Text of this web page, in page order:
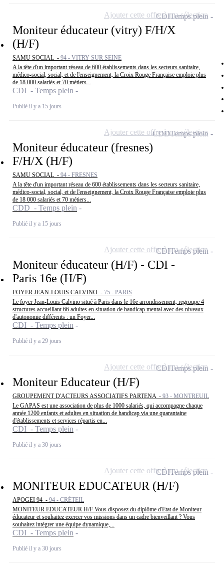
Moniteur éducateur (vitry) F/H/X
(H/F)
SAMU SOCIAL - 94 - VITRY SUR SEINE
A la tête d'un important réseau de 600 établissements dans les secteurs sanitaire,
médico-social, social, et de l'enseignement, la Croix Rouge Française emploie plus
de 18 000 salariés et 70 métiers...
CDI - Temps plein
Publié il y a 15 jours
CDITemps plein
Ajouter cette offre à ma sélection
Moniteur éducateur (fresnes)
F/H/X (H/F)
SAMU SOCIAL - 94 - FRESNES
A la tête d'un important réseau de 600 établissements dans les secteurs sanitaire,
médico-social, social, et de l'enseignement, la Croix Rouge Française emploie plus
de 18 000 salariés et 70 métiers...
CDD - Temps plein
Publié il y a 15 jours
CDDTemps plein
Ajouter cette offre à ma sélection
Moniteur éducateur (H/F) - CDI -
Paris 16e (H/F)
FOYER JEAN-LOUIS CALVINO - 75 - PARIS
Le foyer Jean-Louis Calvino situé à Paris dans le 16e arrondissement, regroupe 4
structures accueillant 66 adultes en situation de handicap mental avec des niveaux
d'autonomie différents : un Foyer...
CDI - Temps plein
Publié il y a 29 jours
CDITemps plein
Ajouter cette offre à ma sélection
Moniteur Educateur (H/F)
GROUPEMENT D'ACTEURS ASSOCIATIFS PARTENA - 93 - MONTREUIL
Le GAPAS est une association de plus de 1000 salariés, qui accompagne chaque
année 1200 enfants et adultes en situation de handicap via une quarantaine
d'établissements et services répartis en...
CDI - Temps plein
Publié il y a 30 jours
CDITemps plein
Ajouter cette offre à ma sélection
MONITEUR EDUCATEUR (H/F)
APOGEI 94 - 94 - CRÉTEIL
MONITEUR EDUCATEUR H/F Vous disposez du diplôme d'Etat de Moniteur
éducateur et souhaitez exercer vos missions dans un cadre bienveillant ? Vous
souhaitez intégrer une équipe dynamique,...
CDI - Temps plein
Publié il y a 30 jours
CDITemps plein
Ajouter cette offre à ma sélection